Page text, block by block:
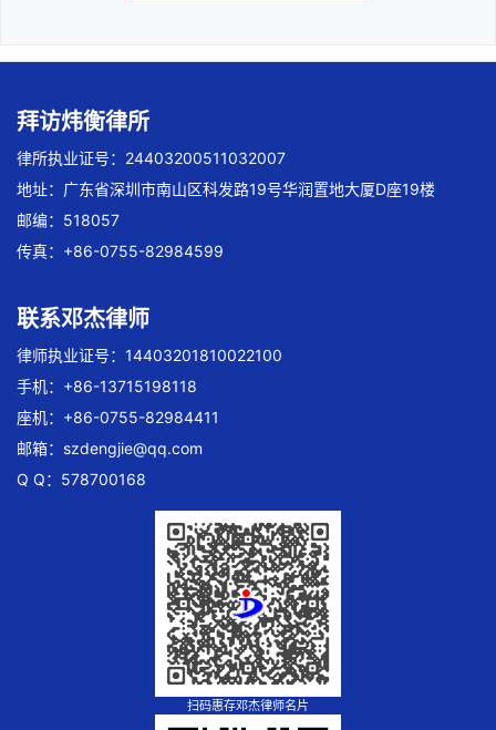
拜访炜衡律所
律所执业证号：24403200511032007
地址：广东省深圳市南山区科发路19号华润置地大厦D座19楼
邮编：518057
传真：+86-0755-82984599
联系邓杰律师
律师执业证号：14403201810022100
手机：+86-13715198118
座机：+86-0755-82984411
邮箱： szdengjie@qq.com
Q Q：578700168
扫码惠存邓杰律师名片